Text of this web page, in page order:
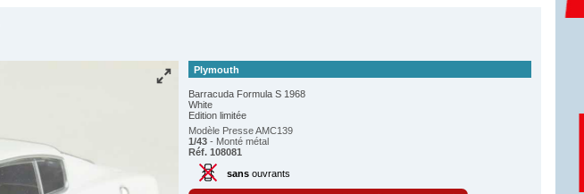
Plymouth
Barracuda Formula S 1968
White
Edition limitée
Modèle Presse AMC139
1/43 - Monté métal
Réf. 108081
sansouvrants